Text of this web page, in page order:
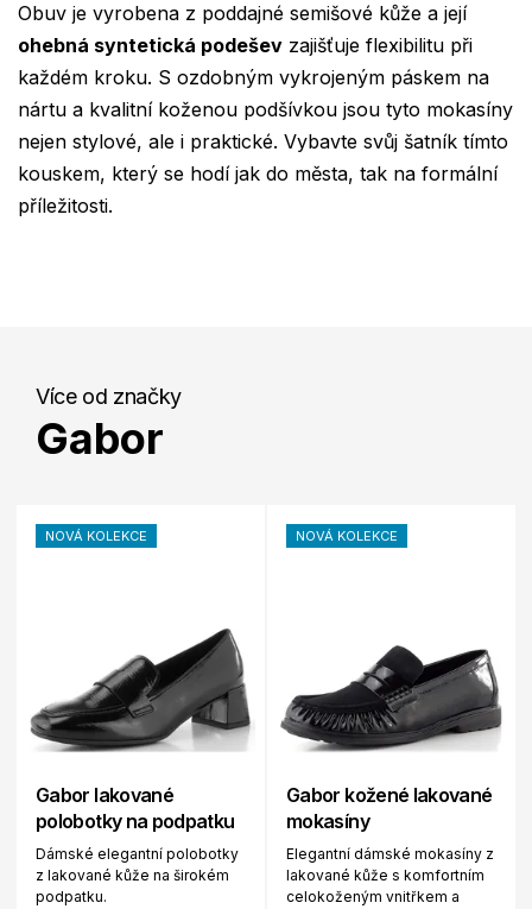
Obuv je vyrobena z poddajné semišové kůže a její
ohebná syntetická podešev zajišťuje flexibilitu při
každém kroku. S ozdobným vykrojeným páskem na
nártu a kvalitní koženou podšívkou jsou tyto mokasíny
nejen stylové, ale i praktické. Vybavte svůj šatník tímto
kouskem, který se hodí jak do města, tak na formální
příležitosti.
Více od značky
Gabor
NOVÁ KOLEKCE
Gabor lakované
polobotky na podpatku
Dámské elegantní polobotky
z lakované kůže na širokém
podpatku.
NOVÁ KOLEKCE
Gabor kožené lakované
mokasíny
Elegantní dámské mokasíny z
lakované kůže s komfortním
celokoženým vnitřkem a